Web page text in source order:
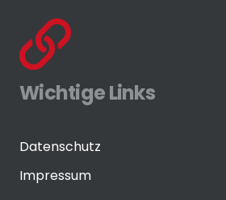
Wichtige Links
Datenschutz
Impressum